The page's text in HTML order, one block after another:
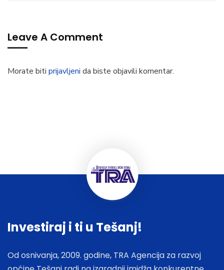
Leave A Comment
Morate biti prijavljeni da biste objavili komentar.
Investiraj i ti u Tešanj!
Od osnivanja, 2009. godine, TRA Agencija za razvoj